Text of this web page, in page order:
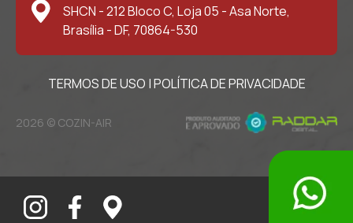
SHCN - 212 Bloco C, Loja 05 - Asa Norte,
Brasília - DF, 70864-530
TERMOS DE USO |POLÍTICA DE PRIVACIDADE
2026 © COZIN-AIR